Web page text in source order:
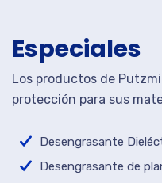
Especiales
Los productos de
protección para sus
Desengrasante
Desengrasante de